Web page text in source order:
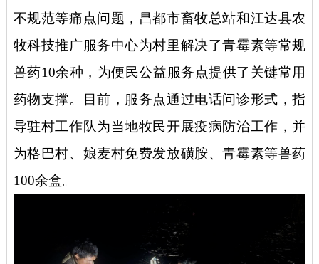
不规范等痛点问题，昌都市畜牧总站和江达县农
牧科技推广服务中心为村里解决了青霉素等常规
兽药10余种，为便民公益服务点提供了关键常用
药物支撑。目前，服务点通过电话问诊形式，指
导驻村工作队为当地牧民开展疫病防治工作，并
为格巴村、娘麦村免费发放磺胺、青霉素等兽药
100余盒。